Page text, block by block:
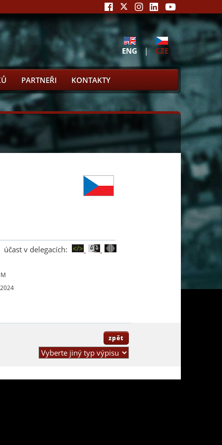
ENG | CZE
PARTNEŘI KONTAKTY
účast v delegacích:
zpět